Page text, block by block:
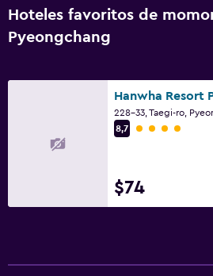
Hoteles favoritos de
Pyeongchang
228-33, Taegi-ro,
8,7
Categoría 4
$74